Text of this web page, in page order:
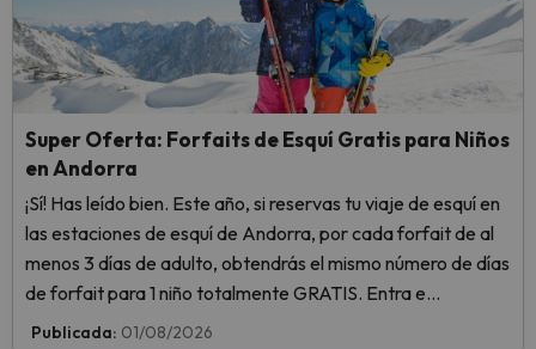
Super Oferta: Forfaits de Esquí Gratis para Niños
en Andorra
¡Sí! Has leído bien. Este año, si reservas tu viaje de esquí en
las estaciones de esquí de Andorra, por cada forfait de al
menos 3 días de adulto, obtendrás el mismo número de días
de forfait para 1 niño totalmente GRATIS. Entra e
infórmate aquí.
Publicada: 01/08/2026